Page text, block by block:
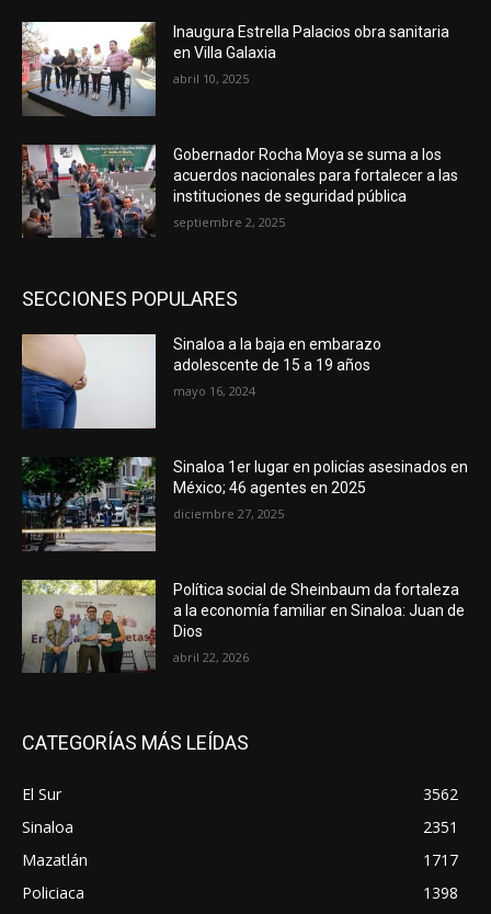
Inaugura Estrella Palacios obra sanitaria
en Villa Galaxia
abril 10, 2025
Gobernador Rocha Moya se suma a los
acuerdos nacionales para fortalecer a las
instituciones de seguridad pública
septiembre 2, 2025
SECCIONES POPULARES
Sinaloa a la baja en embarazo
adolescente de 15 a 19 años
mayo 16, 2024
Sinaloa 1er lugar en policías asesinados en
México; 46 agentes en 2025
diciembre 27, 2025
Política social de Sheinbaum da fortaleza
a la economía familiar en Sinaloa: Juan de
Dios
abril 22, 2026
CATEGORÍAS MÁS LEÍDAS
El Sur
3562
Sinaloa
2351
Mazatlán
1717
Policiaca
1398